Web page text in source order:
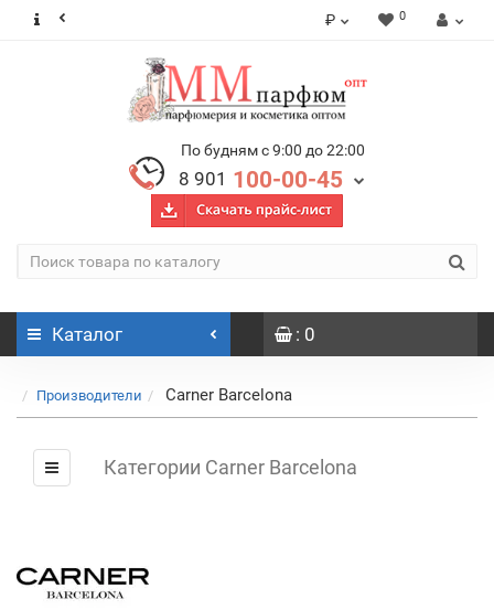
₽ 0
По будням с 9:00 до 22:00
8 901 100-00-45
Каталог : 0
Производители Carner Barcelona
Категории Carner Barcelona